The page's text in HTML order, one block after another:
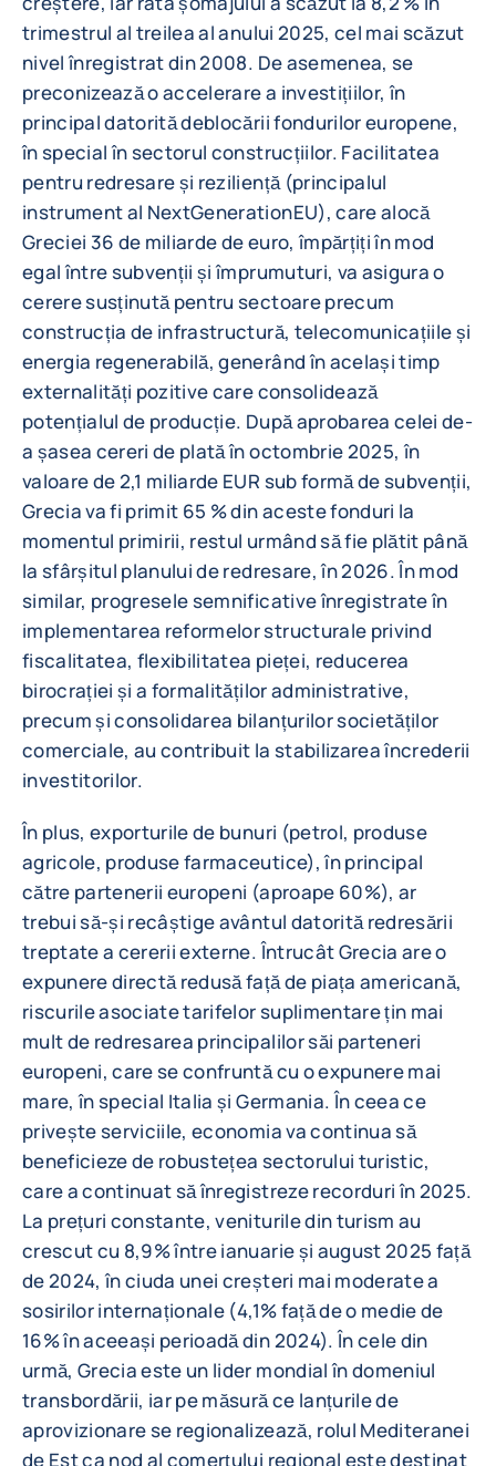
trimestrul al treilea al anului 2025, cel mai scăzut
nivel înregistrat din 2008. De asemenea, se
preconizează o accelerare a investițiilor, în
principal datorită deblocării fondurilor europene,
în special în sectorul construcțiilor. Facilitatea
pentru redresare și reziliență (principalul
instrument al NextGenerationEU), care alocă
Greciei 36 de miliarde de euro, împărțiți în mod
egal între subvenții și împrumuturi, va asigura o
cerere susținută pentru sectoare precum
construcția de infrastructură, telecomunicațiile și
energia regenerabilă, generând în același timp
externalități pozitive care consolidează
potențialul de producție. După aprobarea celei de-
a șasea cereri de plată în octombrie 2025, în
valoare de 2,1 miliarde EUR sub formă de subvenții,
Grecia va fi primit 65 % din aceste fonduri la
momentul primirii, restul urmând să fie plătit până
la sfârșitul planului de redresare, în 2026. În mod
similar, progresele semnificative înregistrate în
implementarea reformelor structurale privind
fiscalitatea, flexibilitatea pieței, reducerea
birocrației și a formalităților administrative,
precum și consolidarea bilanțurilor societăților
comerciale, au contribuit la stabilizarea încrederii
investitorilor.
În plus, exporturile de bunuri (petrol, produse
agricole, produse farmaceutice), în principal
către partenerii europeni (aproape 60%), ar
trebui să-și recâștige avântul datorită redresării
treptate a cererii externe. Întrucât Grecia are o
expunere directă redusă față de piața americană,
riscurile asociate tarifelor suplimentare țin mai
mult de redresarea principalilor săi parteneri
europeni, care se confruntă cu o expunere mai
mare, în special Italia și Germania. În ceea ce
privește serviciile, economia va continua să
beneficieze de robustețea sectorului turistic,
care a continuat să înregistreze recorduri în 2025.
La prețuri constante, veniturile din turism au
crescut cu 8,9% între ianuarie și august 2025 față
de 2024, în ciuda unei creșteri mai moderate a
sosirilor internaționale (4,1% față de o medie de
16% în aceeași perioadă din 2024). În cele din
urmă, Grecia este un lider mondial în domeniul
transbordării, iar pe măsură ce lanțurile de
aprovizionare se regionalizează, rolul Mediteranei
de Est ca nod al comerțului regional este destinat